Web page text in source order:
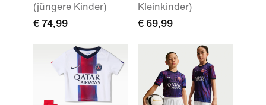
(jüngere Kinder)
€ 74,99
Kleinkinder)
€ 69,99